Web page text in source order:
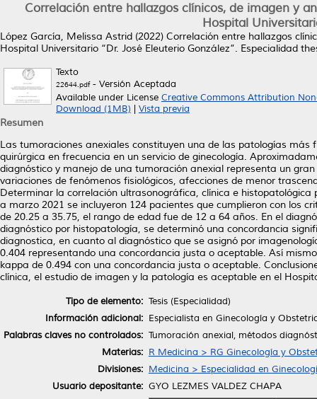
Correlación entre hallazgos clínicos, de imagen y
Hospital
López García, Melissa Astrid (2022) Correlación entre hallazgos
Hospital Universitario “Dr. José Eleuterio González”. Especialidad
Texto
22644.pdf- Versión Aceptada
Available under License Creative Commons Attribution
Download (1MB)
Vista previa
Resumen
Las tumoraciones anexiales constituyen una de las patologías
quirúrgica en frecuencia en un servicio de ginecología.
diagnóstico y manejo de una tumoración anexial representa un
variaciones de fenómenos fisiológicos, afecciones de menor
Determinar la correlación ultrasonográfica, clínica e
a marzo 2021 se incluyeron 124 pacientes que cumplieron con los
de 20.25 a 35.75, el rango de edad fue de 12 a 64 años. En el
diagnóstico por histopatología, se determinó una concordancia
diagnostica, en cuanto al diagnóstico que se asignó por
0.404 representando una concordancia justa o aceptable. Así
kappa de 0.494 con una concordancia justa o aceptable.
clínica, el estudio de imagen y la patología es aceptable en el
Tipo de elemento: Tesis (Especialidad)
Información adicional: Especialista en Ginecología y
Palabras claves no controlados: Tumoración anexial, métodos
Materias: R Medicina > RG Ginecología y
Divisiones: Medicina > Especialidad en
Usuario depositante: GYO LEZMES VALDEZ CHAPA